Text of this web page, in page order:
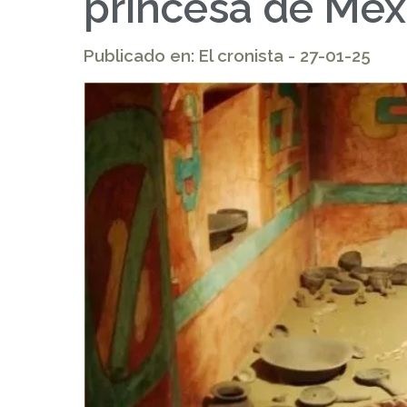
Publicado en: El cronista - 27-01-25